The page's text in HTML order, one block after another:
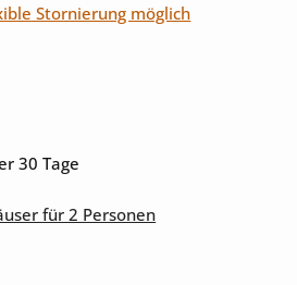
Stornierung möglich
30 Tage
für 2 Personen